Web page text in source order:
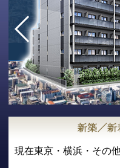
現在東京・横浜・その